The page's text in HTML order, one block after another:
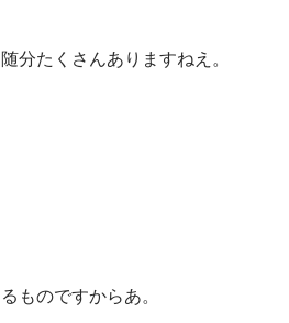
分たくさんありますねえ。
ものですからあ。